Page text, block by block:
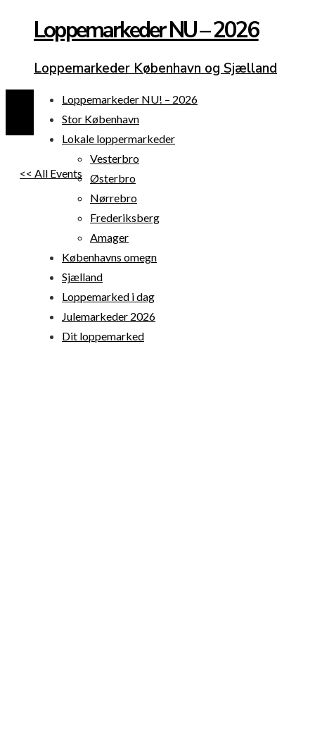
Loppemarkeder NU – 2026
Loppemarkeder København og Sjælland
Loppemarkeder NU! – 2026
Stor København
Lokale loppermarkeder
Vesterbro
Østerbro
Nørrebro
Frederiksberg
Amager
Københavns omegn
Sjælland
Loppemarked i dag
Julemarkeder 2026
Dit loppemarked
<< All Events